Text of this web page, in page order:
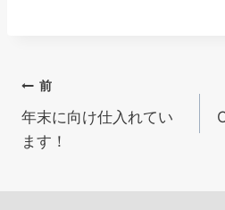
投
稿
前
年末に向け仕入れてい
ます！